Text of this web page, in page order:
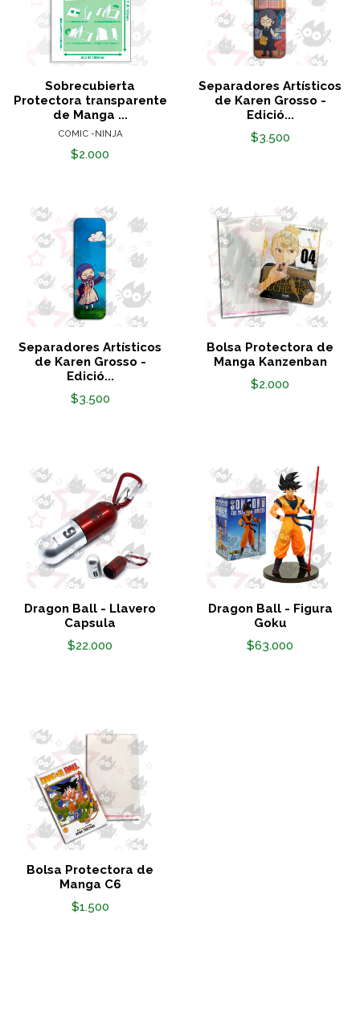
Sobrecubierta
Protectora transparente
de Manga ...
COMIC -NINJA
$2.000
Separadores Artísticos
de Karen Grosso -
Edició...
$3.500
Separadores Artísticos
de Karen Grosso -
Edició...
$3.500
Bolsa Protectora de
Manga Kanzenban
$2.000
Dragon Ball - Llavero
Capsula
$22.000
Dragon Ball - Figura
Goku
$63.000
Bolsa Protectora de
Manga C6
$1.500